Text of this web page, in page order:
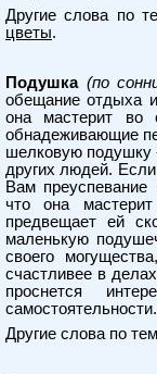
Другие слова по
цветы.
Подушка (по
обещание отдыха
она мастерит во
обнадеживающие
шелковую подушку
других людей.
Вам
что она
предвещает ей
маленькую
своего
счастливее в
проснется
самостоятельности.
Другие слова по